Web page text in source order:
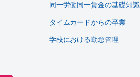
同一労働同一賃金の基礎知識
タイムカードからの卒業
学校における勤怠管理